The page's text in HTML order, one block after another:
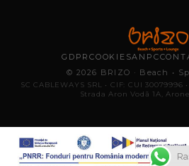
GDPRCOOKIESANPC
© 2026 BRIZO · Beach •
SC CABLEWAYS SRL • CIF: CUI 30079996
Strada Aron Vodă 1A,